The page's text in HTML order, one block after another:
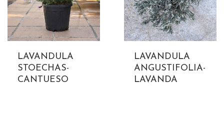
LAVANDULA
STOECHAS-
CANTUESO
LAVANDULA
ANGUSTIFOLIA-
LAVANDA